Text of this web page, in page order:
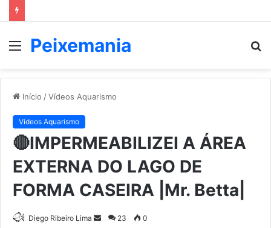
Menu
Peixemania
Início /Vídeos Aquarismo
Vídeos Aquarismo
🔴IMPERMEABILIZEI A ÁREA
EXTERNA DO LAGO DE
FORMA CASEIRA |Mr. Betta|
Diego Ribeiro Lima
Mande
23 0